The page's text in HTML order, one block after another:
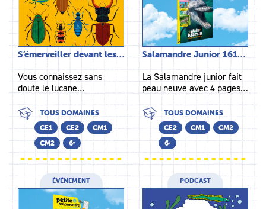
S’émerveiller devant les…
Vous connaissez sans
doute le lucane…
TOUS DOMAINES
CE1
CE2
CM1
CM2
6ᵉ
Salamandre Junior 161…
La Salamandre junior fait
peau neuve avec 4 pages…
TOUS DOMAINES
CE2
CM1
CM2
6ᵉ
ÉVÉNEMENT PODCAST